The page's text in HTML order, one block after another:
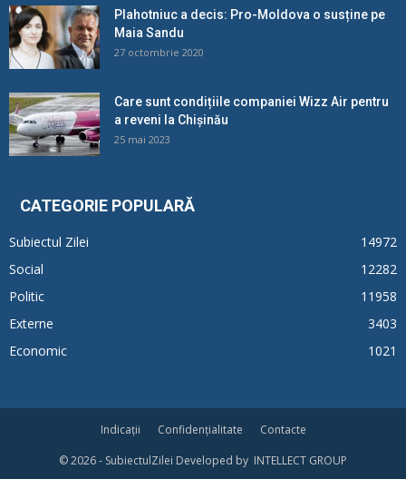
Plahotniuc a decis: Pro-Moldova o susține pe
Maia Sandu
27 octombrie 2020
Care sunt condițiile companiei Wizz Air pentru
a reveni la Chișinău
25 mai 2023
CATEGORIE POPULARĂ
Subiectul Zilei
14972
Social
12282
Politic
11958
Externe
3403
Economic
1021
Indicații Confidențialitate
Contacte
© 2026 - SubiectulZilei Developed by INTELLECT GROUP